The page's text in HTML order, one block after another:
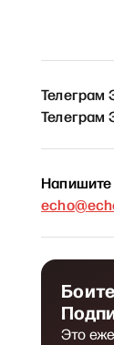
Телеграм
Телеграм
Это